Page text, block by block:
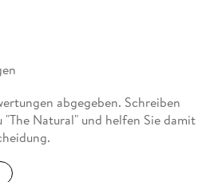
abgegeben. Schreiben
"The Natural" und helfen Sie damit